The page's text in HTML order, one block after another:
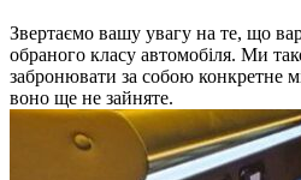
Звертаємо вашу увагу на те, що
обраного класу автомобіля. Ми
забронювати за собою конкретне
воно ще не зайняте.